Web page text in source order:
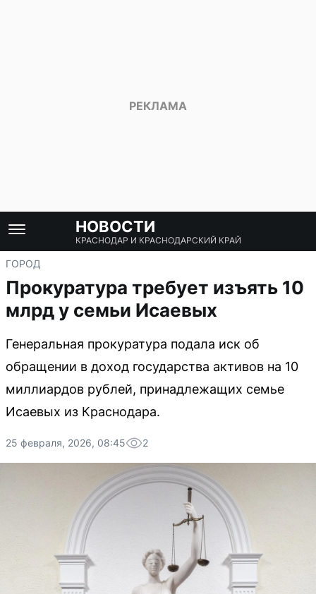
НОВОСТИ
КРАСНОДАР И КРАСНОДАРСКИЙ КРАЙ
ГОРОД
Прокуратура требует изъять 10
млрд у семьи Исаевых
Генеральная прокуратура подала иск об
обращении в доход государства активов на 10
миллиардов рублей, принадлежащих семье
Исаевых из Краснодара.
25 февраля, 2026, 08:45 2